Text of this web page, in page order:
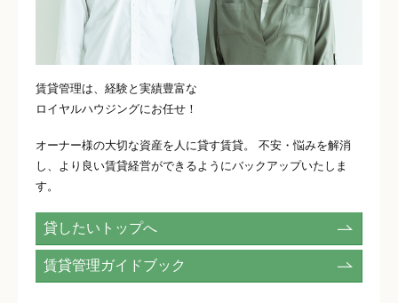
賃貸管理は、経験と実績豊富な
ロイヤルハウジングにお任せ！
オーナー様の大切な資産を人に貸す賃貸。 不安・悩みを解消
し、より良い賃貸経営ができるようにバックアップいたしま
す。
貸したいトップへ
賃貸管理ガイドブック